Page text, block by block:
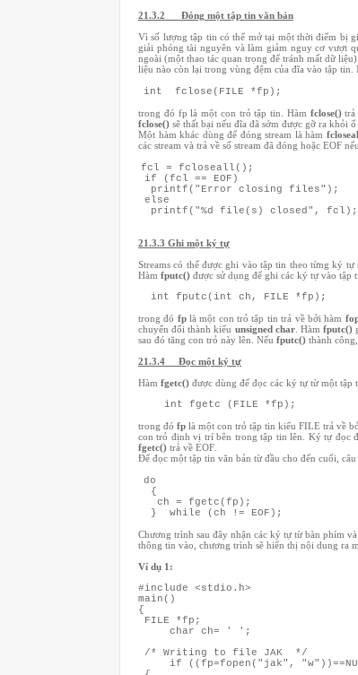
21.3.2 Đóng một tập tin văn bản
Vì số lượng tập tin có thể mở tại một thời điểm bị
giải phóng tài nguyên và làm giảm nguy cơ vượt
ngoài (một thao tác quan trọng để tránh mất dữ
liệu nào còn lại trong vùng đệm của đĩa vào tập tin.
int fclose(FILE *fp);
trong đó fp là một con trỏ tập tin. Hàm fclose()trả
fclose() sẽ thất bại nếu đĩa đã sớm được gỡ ra khỏi
Một hàm khác dùng để đóng stream là hàm
các stream và trả về số stream đã đóng hoặc EOF
fcl = fcloseall();
if (fcl == EOF)
printf("Error closing files");
else
printf("%d file(s) closed", fcl);
21.3.3 Ghi một ký tự
Streams có thể được ghi vào tập tin theo từng ký
Hàm fputc() được sử dụng để ghi các ký tự vào tập
int fputc(int ch, FILE *fp);
trong đó fplà một con trỏ tập tin trả về bởi hàm
chuyển đổi thành kiểu unsigned char. Hàmfputc()
sau đó tăng con trỏ này lên. Nếu fputc() thành
21.3.4 Đọc một ký tự
Hàm fgetc() được dùng để đọc các ký tự từ một tập
int fgetc (FILE *fp);
trong đófp là một con trỏ tập tin kiểu FILE trả về
con trỏ định vị trí bên trong tập tin lên. Ký tự đọc
fgetc() trả về EOF.
Để đọc một tập tin văn bản từ đầu cho đến cuối, câu
do
{
ch = fgetc(fp);
} while (ch != EOF);
Chương trình sau đây nhận các ký tự từ bàn phím
thông tin vào, chương trình sẽ hiển thị nội dung ra
Ví dụ 1:
#include <stdio.h>
main()
{
FILE *fp;
char ch= ' ';
/* Writing to file JAK */
if ((fp=fopen("jak",